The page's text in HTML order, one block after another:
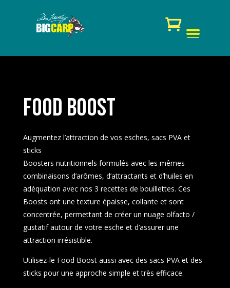
FOOD BOOST
Augmentez l’attraction de vos esches, sacs PVA et
sticks
Boosters nutritionnels formulés avec les mêmes
combinaisons d’arômes, d’attractants et d’huiles en
adéquation avec nos 3 recettes de bouillettes. Ces
Boosts ont une texture épaisse, collante et sont
concentrée, permettant de créer un nuage olfacto /
gustatif autour de votre esche et d’assurer une
attraction irrésistible.
Utilisez-le Food Boost aussi avec des sacs PVA et des
sticks pour une approche simple et très efficace.